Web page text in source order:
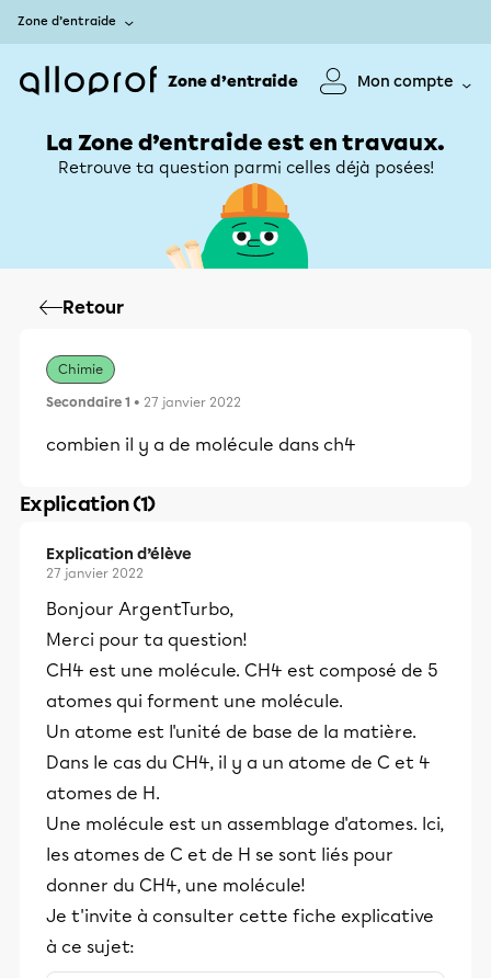
Zone d’entraide
Zone d’entraide Mon compte
La Zone d’entraide est en travaux.
Retrouve ta question parmi celles déjà posées!
Retour
Chimie
Secondaire 1 • 27 janvier 2022
combien il y a de molécule dans ch4
Explication (1)
Explication d’élève
27 janvier 2022
Bonjour ArgentTurbo,
Merci pour ta question!
CH4 est une molécule. CH4 est composé de 5
atomes qui forment une molécule.
Un atome est l'unité de base de la matière.
Dans le cas du CH4, il y a un atome de C et 4
atomes de H.
Une molécule est un assemblage d'atomes. Ici,
les atomes de C et de H se sont liés pour
donner du CH4, une molécule!
Je t'invite à consulter cette fiche explicative
à ce sujet: